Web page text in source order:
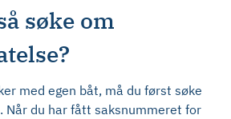
søke om
med egen båt, må du først søke
Når du har fått saksnummeret for